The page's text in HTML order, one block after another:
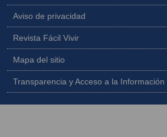
Aviso de privacidad
Revista Fácil Vivir
Mapa del sitio
Transparencia y Acceso a la Información